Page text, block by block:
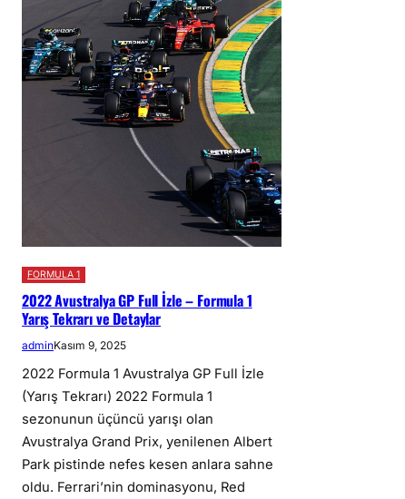
FORMULA 1
2022 Avustralya GP Full İzle – Formula 1
Yarış Tekrarı ve Detaylar
adminKasım 9, 2025
2022 Formula 1 Avustralya GP Full İzle
(Yarış Tekrarı) 2022 Formula 1
sezonunun üçüncü yarışı olan
Avustralya Grand Prix, yenilenen Albert
Park pistinde nefes kesen anlara sahne
oldu. Ferrari’nin dominasyonu, Red